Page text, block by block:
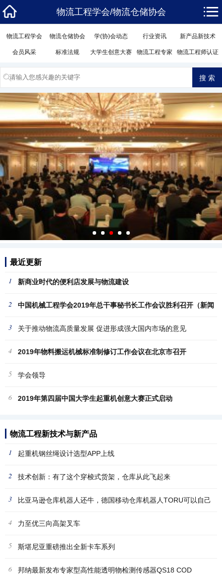
物流工程学会/物流仓储协会
物流工程学会 物流仓储协会 学(协)会动态 行业资讯 新产品新技术
会员风采 标准法规 大学生创意大赛 物流工程专家 物流工程师认证
最近更新
1 新商业时代的便利店发展与物流建设
2 中国机械工程学会2019年总干事秘书长工作会议胜利召开（新闻
稿
3 关于推动物流高质量发展 促进形成强大国内市场的意见
4 2019年物料搬运机械标准制修订工作会议在北京市召开
5 学会领导
6 2019年第四届中国大学生起重机创意大赛正式启动
物流工程新技术与新产品
1 起重机钢丝绳设计选型APP上线
2 技术创新：有了这个穿梭式货架，仓库从此飞起来
3 比亚马逊仓库机器人还牛，德国移动仓库机器人TORU可以自己
挑选
4 力至优三向高架叉车
5 斯堪尼亚重磅推出全新卡车系列
6 邦纳最新发布专家型高性能透明物检测传感器QS18 COD